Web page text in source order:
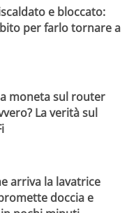
e bloccato:
per farlo tornare a
moneta sul router
La verità sul
arriva la lavatrice
doccia e